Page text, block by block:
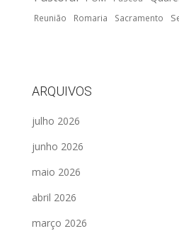
Reunião Romaria Sacramento
ARQUIVOS
julho 2026
junho 2026
maio 2026
abril 2026
março 2026